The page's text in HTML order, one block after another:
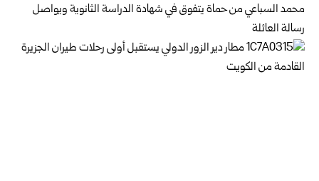
محمد السباعي من حماة يتفوق في شهادة الدراسة الثانوية ويواصل
رسالة العائلة